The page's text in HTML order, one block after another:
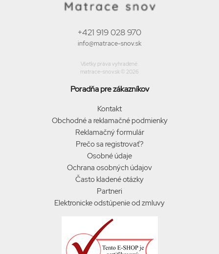
+421 919 028 970
info@matrace-snov.sk
Všetky práva vyhradené.
matrace-snov.sk © 2026
Poradňa pre zákazníkov
Kontakt
Obchodné a reklamačné podmienky
Reklamačný formulár
Prečo sa registrovať?
Osobné údaje
Ochrana osobných údajov
Často kladené otázky
Partneri
Elektronicke odstúpenie od zmluvy